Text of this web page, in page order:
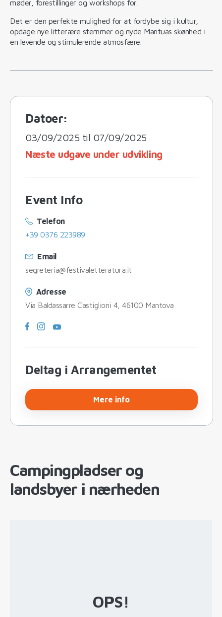
møder, forestillinger og workshops for.
Det er den perfekte mulighed for at fordybe sig i kultur,
opdage nye litterære stemmer og nyde Mantuas skønhed i
en levende og stimulerende atmosfære.
Datoer:
03/09/2025 til 07/09/2025
Næste udgave under udvikling
Event Info
Telefon
+39 0376 223989
Email
segreteria@festivaletteratura.it
Adresse
Via Baldassarre Castiglioni 4, 46100 Mantova
Deltag i Arrangementet
Mere info
Campingpladser og
landsbyer i nærheden
OPS!